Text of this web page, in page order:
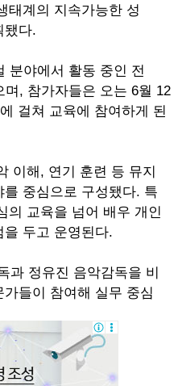
태계의 지속가능한 성
됐다.
분야에서 활동 중인 전
, 참가자들은 오는 6월 12
걸쳐 교육에 참여하게 된
이해, 연기 훈련 등 뮤지
중심으로 구성됐다. 특
의 교육을 넘어 배우 개인
두고 운영된다.
과 정유진 음악감독을 비
들이 참여해 실무 중심